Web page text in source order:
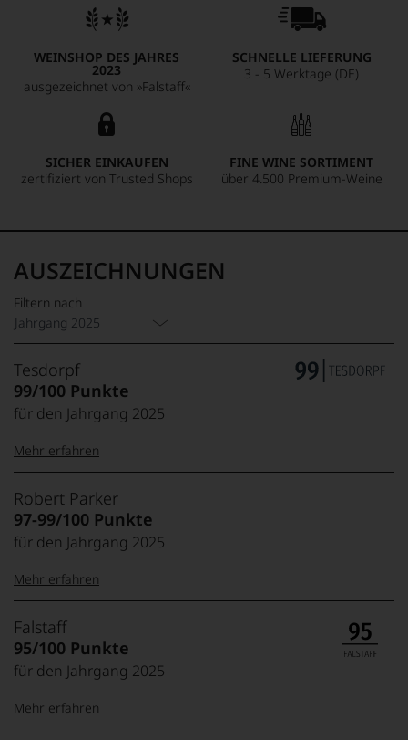
WEINSHOP DES JAHRES
2023
ausgezeichnet von »Falstaff«
SCHNELLE LIEFERUNG
3 - 5 Werktage (DE)
SICHER EINKAUFEN
zertifiziert von Trusted Shops
FINE WINE SORTIMENT
über 4.500 Premium-Weine
AUSZEICHNUNGEN
Filtern nach
Jahrgang 2025
Tesdorpf
99/100 Punkte
für den Jahrgang 2025
99–100 Punkte:
95–98 Punkte:
85–89 Punkte:
Tesdorpf
Der
Name
Tesdorpf
für
»Fine
Wine«,
für
die
edlen
der
Welt,
Mehr erfahren
Robert Parker
97-99/100 Punkte
für den Jahrgang 2025
100-96 Punkte:
Robert
Parker
Ganz
ohne
war
Mehr erfahren
Falstaff
95/100 Punkte
für den Jahrgang 2025
Mehr erfahren